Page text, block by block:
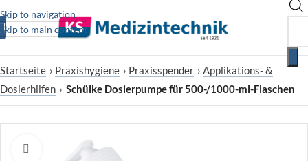
Skip to navigation
Skip to main content
Startseite › Praxishygiene › Praxisspender › Applikations- &
Dosierhilfen › Schülke Dosierpumpe für 500-/1000-ml-Flaschen
Zum Vergrößern klicken